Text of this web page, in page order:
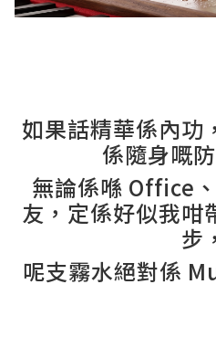
如果話精華係內功
係隨身嘅
無論係喺 Office
友，定係好似我咁
步，
呢支霧水絕對係